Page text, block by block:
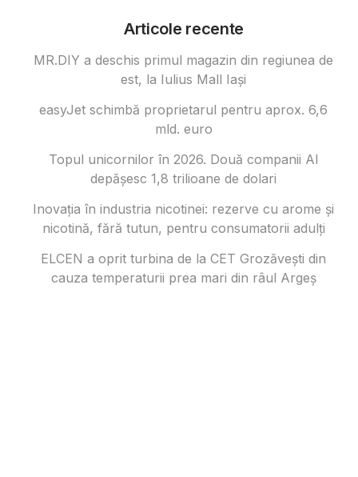
Articole recente
MR.DIY a deschis primul magazin din regiunea de
est, la Iulius Mall Iași
easyJet schimbă proprietarul pentru aprox. 6,6
mld. euro
Topul unicornilor în 2026. Două companii AI
depășesc 1,8 trilioane de dolari
Inovația în industria nicotinei: rezerve cu arome și
nicotină, fără tutun, pentru consumatorii adulți
ELCEN a oprit turbina de la CET Grozăvești din
cauza temperaturii prea mari din râul Argeș